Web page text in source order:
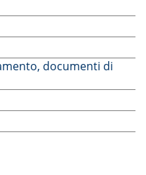
documenti di